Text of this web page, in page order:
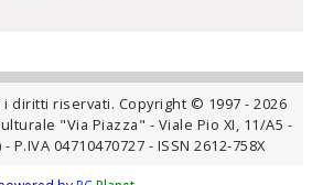
diritti riservati. Copyright © 1997 - 2026
"Via Piazza" - Viale Pio XI, 11/A5 -
P.IVA 04710470727 - ISSN 2612-758X